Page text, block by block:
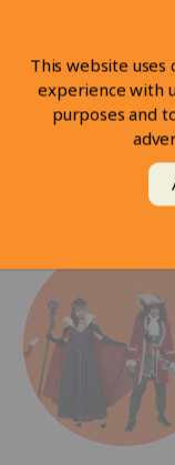
+ Panier
Collections
This website
experience with
purposes and